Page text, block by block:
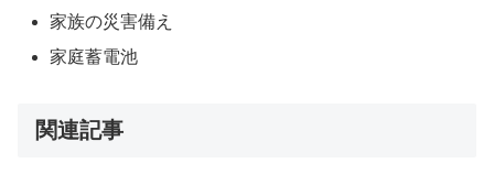
家族の災害備え
家庭蓄電池
関連記事